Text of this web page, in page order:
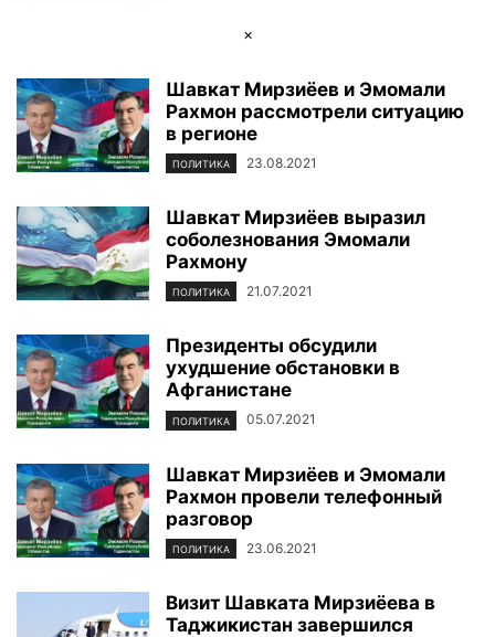
×
Шавкат Мирзиёев и Эмомали
Рахмон рассмотрели ситуацию
в регионе
ПОЛИТИКА 23.08.2021
Шавкат Мирзиёев выразил
соболезнования Эмомали
Рахмону
ПОЛИТИКА 21.07.2021
Президенты обсудили
ухудшение обстановки в
Афганистане
ПОЛИТИКА 05.07.2021
Шавкат Мирзиёев и Эмомали
Рахмон провели телефонный
разговор
ПОЛИТИКА 23.06.2021
Визит Шавката Мирзиёева в
Таджикистан завершился